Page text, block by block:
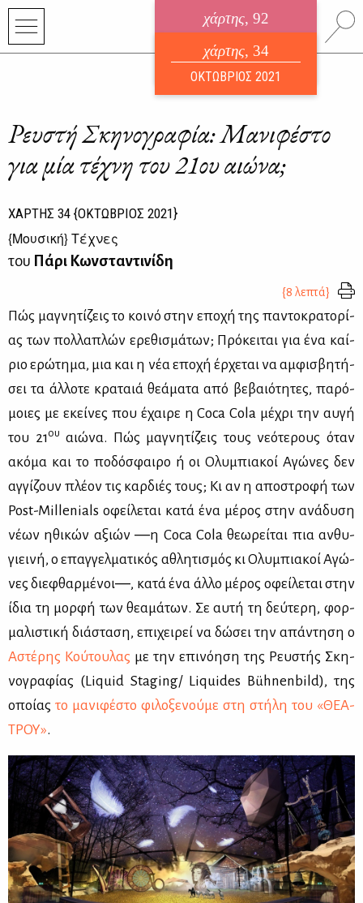
χάρτης, 92
ηλεκτρονικό περιοδικό
ΑΥΓΟΥΣΤΟΣ 2026
χάρτης, 34
ΟΚΤΩΒΡΙΟΣ 2021
Ρευστή Σκηνογραφία: Μανιφέστο
για μία τέχνη του 21ου αιώνα;
ΧΑΡΤΗΣ 34 {ΟΚΤΩΒΡΙΟΣ 2021}
{Μουσική} Τέχνες
του Πάρι Κωνσταντινίδη
{8 λεπτά}
Πώς μα­γνη­τί­ζεις το κοι­νό στην επο­χή της πα­ντο­κρα­το­ρί­
ας των πολ­λα­πλών ερε­θι­σμά­των; Πρό­κει­ται για ένα καί­
ριο ερώ­τη­μα, μια και η νέα επο­χή έρ­χε­ται να αμ­φι­σβη­τή­
σει τα άλ­λο­τε κρα­ταιά θε­ά­μα­τα από βε­βαιό­τη­τες, πα­ρό­
μοιες με εκεί­νες που έχαι­ρε η Coca Cola μέ­χρι την αυ­γή
του 21ου αιώ­να. Πώς μα­γνη­τί­ζεις τους νε­ό­τε­ρους όταν
ακό­μα και το πο­δό­σφαι­ρο ή οι Ολυ­μπια­κοί Αγώ­νες δεν
αγ­γί­ζουν πλέ­ον τις καρ­διές τους; Κι αν η απο­στρο­φή των
Post-Millenials οφεί­λε­ται κα­τά ένα μέ­ρος στην ανά­δυ­ση
νέ­ων ηθι­κών αξιών ―η Coca Cola θε­ω­ρεί­ται πια αν­θυ­
γιει­νή, ο επαγ­γελ­μα­τι­κός αθλη­τι­σμός κι Ολυ­μπια­κοί Αγώ­
νες διε­φθαρ­μέ­νοι―, κα­τά ένα άλ­λο μέ­ρος οφεί­λε­ται στην
ίδια τη μορ­φή των θε­α­μά­των. Σε αυ­τή τη δεύ­τε­ρη, φορ­
μα­λι­στι­κή διά­στα­ση, επι­χει­ρεί να δώ­σει την απά­ντη­ση ο
Αστέ­ρης Κού­του­λας με την επι­νό­η­ση της Ρευ­στής Σκη­
νο­γρα­φί­ας (Liquid Staging/ Liquides Bühnenbild), της
οποί­ας το μα­νι­φέ­στο φι­λο­ξε­νού­με στη στή­λη του «ΘΕ­Α­
ΤΡΟΥ».